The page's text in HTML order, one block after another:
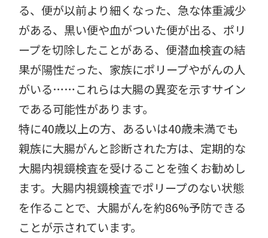
る、便が以前より細くなった、急な体重減少
がある、黒い便や血がついた便が出る、ポリ
ープを切除したことがある、便潜血検査の結
果が陽性だった、家族にポリープやがんの人
がいる……これらは大腸の異変を示すサイン
である可能性があります。
特に40歳以上の方、あるいは40歳未満でも
親族に大腸がんと診断された方は、定期的な
大腸内視鏡検査を受けることを強くお勧めし
ます。大腸内視鏡検査でポリープのない状態
を作ることで、大腸がんを約86%予防できる
ことが示されています。